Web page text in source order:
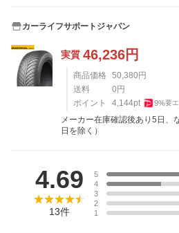
カーライフサポートジャパン
実質 46,236円
商品価格 50,380円
送料
0円
ポイント
4,144pt 9%要
メーカー在庫確認後あり5日、
日を除く）
4.69
13件
5
4
3
2
1